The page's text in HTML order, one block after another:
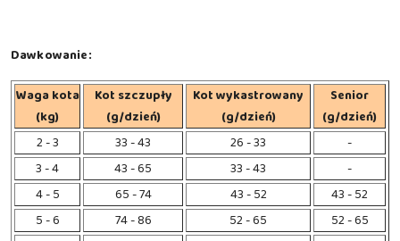
Dawkowanie:
Waga kota
(kg)
Kot szczupły
(g/dzień)
Kot wykastrowany
(g/dzień)
Senior
(g/dzień)
2 - 3
33 - 43 26 - 33
-
3 - 4
43 - 65 33 - 43
-
4 - 5
65 - 74 43 - 52
43 - 52
5 - 6
74 - 86 52 - 65
52 - 65